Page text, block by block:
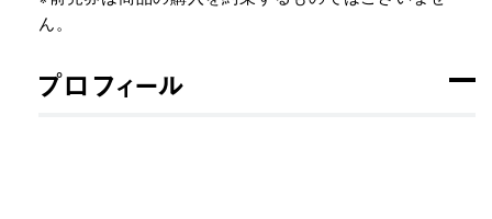
ん。
プロフィール